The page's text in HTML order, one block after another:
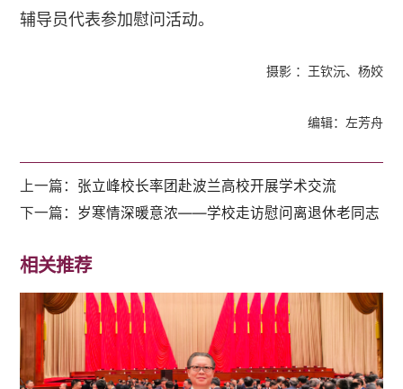
辅导员代表参加慰问活动。
摄影 ：王钦沅、杨姣
编辑：左芳舟
上一篇： 张立峰校长率团赴波兰高校开展学术交流
下一篇： 岁寒情深暖意浓——学校走访慰问离退休老同志
相关推荐